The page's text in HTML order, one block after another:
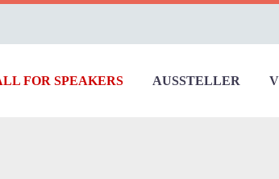
FOR SPEAKERS AUSSTELLER